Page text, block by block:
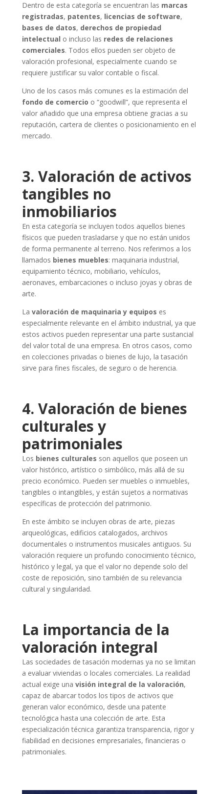
Dentro de esta categoría se encuentran las marcas
registradas, patentes, licencias de software,
bases de datos, derechos de propiedad
intelectual o incluso las redes de relaciones
comerciales. Todos ellos pueden ser objeto de
valoración profesional, especialmente cuando se
requiere justificar su valor contable o fiscal.
Uno de los casos más comunes es la estimación del
fondo de comercio o “goodwill”, que representa el
valor añadido que una empresa obtiene gracias a su
reputación, cartera de clientes o posicionamiento en el
mercado.
3. Valoración de activos
tangibles no
inmobiliarios
En esta categoría se incluyen todos aquellos bienes
físicos que pueden trasladarse y que no están unidos
de forma permanente al terreno. Nos referimos a los
llamados bienes muebles: maquinaria industrial,
equipamiento técnico, mobiliario, vehículos,
aeronaves, embarcaciones o incluso joyas y obras de
arte.
La valoración de maquinaria y equipos es
especialmente relevante en el ámbito industrial, ya que
estos activos pueden representar una parte sustancial
del valor total de una empresa. En otros casos, como
en colecciones privadas o bienes de lujo, la tasación
sirve para fines fiscales, de seguro o de herencia.
4. Valoración de bienes
culturales y
patrimoniales
Los bienes culturales son aquellos que poseen un
valor histórico, artístico o simbólico, más allá de su
precio económico. Pueden ser muebles o inmuebles,
tangibles o intangibles, y están sujetos a normativas
específicas de protección del patrimonio.
En este ámbito se incluyen obras de arte, piezas
arqueológicas, edificios catalogados, archivos
documentales o instrumentos musicales antiguos. Su
valoración requiere un profundo conocimiento técnico,
histórico y legal, ya que el valor no depende solo del
coste de reposición, sino también de su relevancia
cultural y singularidad.
La importancia de la
valoración integral
Las sociedades de tasación modernas ya no se limitan
a evaluar viviendas o locales comerciales. La realidad
actual exige una visión integral de la valoración,
capaz de abarcar todos los tipos de activos que
generan valor económico, desde una patente
tecnológica hasta una colección de arte. Esta
especialización técnica garantiza transparencia, rigor y
fiabilidad en decisiones empresariales, financieras o
patrimoniales.